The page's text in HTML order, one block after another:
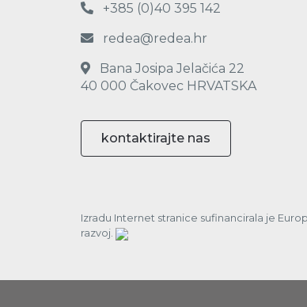
+385 (0)40 395 142
redea@redea.hr
Bana Josipa Jelačića 22
40 000 Čakovec HRVATSKA
kontaktirajte nas
Izradu Internet stranice sufinancirala je
razvoj.